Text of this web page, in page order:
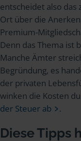
entscheidet also das
Ort über die
Premium-
Denn das Thema ist
Manche Ämter
Begründung, es
der privaten
winken die Kosten
der Steuer ab
.
Diese Tipps